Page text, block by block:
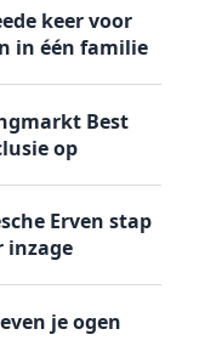
keer voor
in één familie
Best
op
Erven stap
inzage
je ogen